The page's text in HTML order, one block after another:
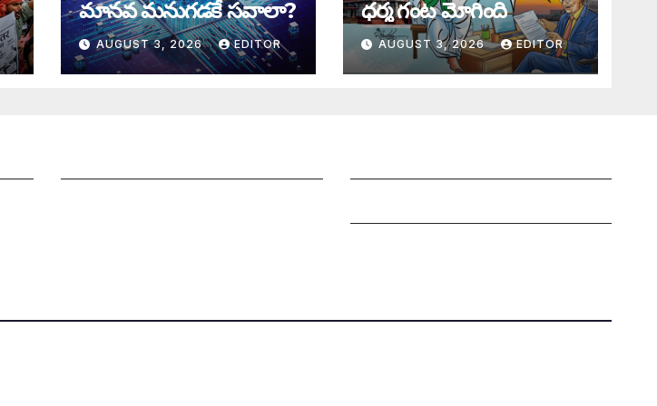
మానవ మనుగడకే సవాలా?
AUGUST 3, 2026 EDITOR
ధర్మ గంట మోగింది
AUGUST 3, 2026 EDITOR